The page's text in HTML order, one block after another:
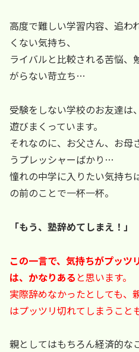
高度で難しい学習内容、追わ
くない気持ち、
ライバルと比較される苦悩、
がらない苛立ち…
受験をしない学校のお友達は
遊びまくっています。
それなのに、お父さん、お母
うプレッシャーばかり…
憧れの中学に入りたい気持ち
の前のことで一杯一杯。
「もう、塾辞めてしまえ！」
この一言で、気持ちがプッツ
は、かなりある と思います。
実際辞めなかったとしても、
はプッツリ切れてしまうこと
親としてはもちろん経済的な